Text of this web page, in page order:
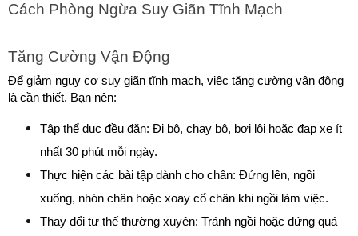
Cách Phòng Ngừa Suy Giãn Tĩnh Mạch
Tăng Cường Vận Động
Để giảm nguy cơ suy giãn tĩnh mạch, việc tăng cường vận động
là cần thiết. Bạn nên:
Tập thể dục đều đặn: Đi bộ, chạy bộ, bơi lội hoặc đạp xe ít
nhất 30 phút mỗi ngày.
Thực hiện các bài tập dành cho chân: Đứng lên, ngồi
xuống, nhón chân hoặc xoay cổ chân khi ngồi làm việc.
Thay đổi tư thế thường xuyên: Tránh ngồi hoặc đứng quá